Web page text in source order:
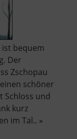
ist bequem
Der
Zschopau
schöner
Schloss und
kurz
im Tal.. »